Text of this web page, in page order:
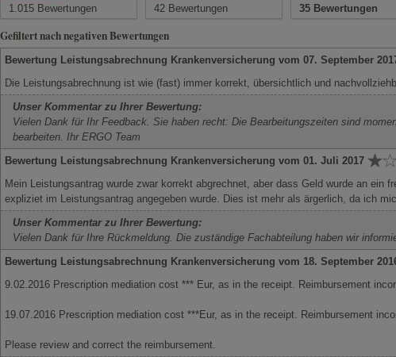
1.015 Bewertungen
42 Bewertungen
35 Bewertungen
Gefiltert nach negativen Bewertungen
Bewertung Leistungsabrechnung Krankenversicherung vom 07. September
Die Leistungsabrechnung ist wie (fast) immer korrekt, übersichtlich und
Unser Kommentar zu Ihrer Bewertung:
Vielen Dank für Ihr Feedback. Sie haben recht: Die Bearbeitungszeiten sind
bearbeiten. Ihr ERGO Team
Bewertung Leistungsabrechnung Krankenversicherung vom 01. Juli 2017
Mein Leistungsantrag wurde zwar korrekt abgrechnet, aber dass Geld wurde an
expliziet im Leistungsantrag angegeben wurde. Dies ist mehr als ärgerlich, da ich
Unser Kommentar zu Ihrer Bewertung:
Vielen Dank für Ihre Rückmeldung. Die zuständige Fachabteilung haben wir
Bewertung Leistungsabrechnung Krankenversicherung vom 18. September
9.02.2016 Prescription mediation cost *** Eur, as in the receipt. Reimbursement
19.07.2016 Prescription mediation cost ***Eur, as in the receipt. Reimbursement
Please review and correct the reimbursement.